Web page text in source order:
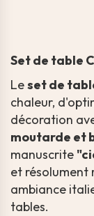
Set de table
Leset de
chaleur,
décoration
moutarde et
manuscrite
et résolument
ambiance
tables.